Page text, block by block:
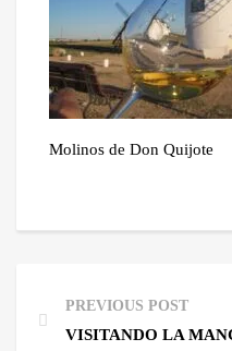
Molinos de Don Quijote
PREVIOUS POST
VISITANDO LA